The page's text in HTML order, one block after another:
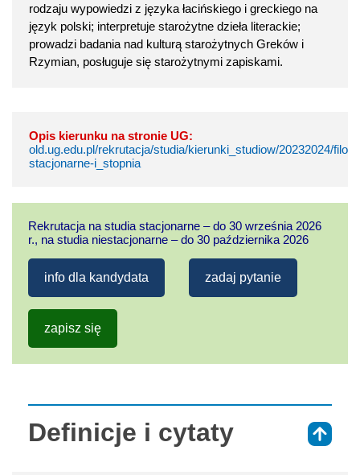
rodzaju wypowiedzi z języka łacińskiego i greckiego na
język polski; interpretuje starożytne dzieła literackie;
prowadzi badania nad kulturą starożytnych Greków i
Rzymian, posługuje się starożytnymi zapiskami.
Opis kierunku na stronie UG:
old.ug.edu.pl/rekrutacja/studia/kierunki_studiow/20232024/
stacjonarne-i_stopnia
Rekrutacja na studia stacjonarne – do 30 września 2026
r., na studia niestacjonarne – do 30 października 2026
info dla kandydata zadaj pytanie
zapisz się
Definicje i cytaty